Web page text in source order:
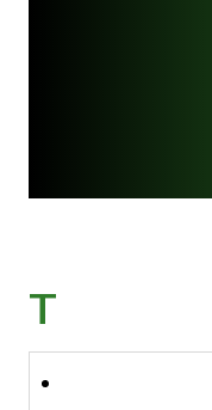
T